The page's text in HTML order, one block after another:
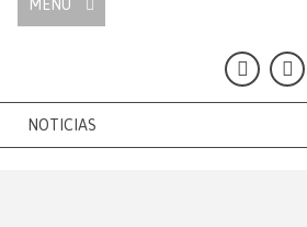
MENU
NOTICIAS